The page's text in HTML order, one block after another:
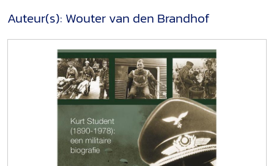
Auteur(s): Wouter van den Brandhof